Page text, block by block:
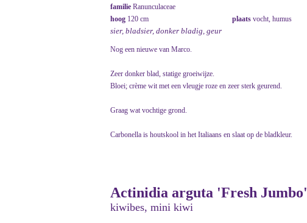
familie Ranunculaceae
hoog 120 cm plaats vocht, humus
sier, bladsier, donker bladig, geur
Nog een nieuwe van Marco.
Zeer donker blad, statige groeiwijze.
Bloei; crème wit met een vleugje roze en zeer sterk geurend.
Graag wat vochtige grond.
Carbonella is houtskool in het Italiaans en slaat op de bladkleur.
Actinidia arguta 'Fresh Jumbo'
kiwibes, mini kiwi